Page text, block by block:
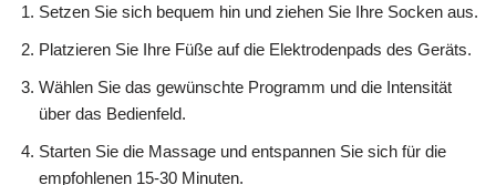
Setzen Sie sich bequem hin und ziehen Sie Ihre Socken aus.
Platzieren Sie Ihre Füße auf die Elektrodenpads des Geräts.
Wählen Sie das gewünschte Programm und die Intensität
über das Bedienfeld.
Starten Sie die Massage und entspannen Sie sich für die
empfohlenen 15-30 Minuten.